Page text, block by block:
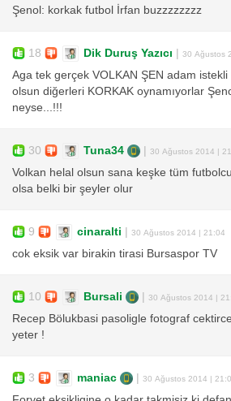
Şenol: korkak futbol İrfan buzzzzzzzz
18 Dik Duruş Yazıcı | 30 Ağustos
Aga tek gerçek VOLKAN ŞEN adam istekli
olsun diğerleri KORKAK oynamıyorlar
neyse...!!!
30 Tuna34 | 30 Ağustos 2014 |
Volkan helal olsun sana keşke tüm
olsa belki bir şeyler olur
9 cinaralti | 30 Ağustos 2014 | 21:04
cok eksik var birakin tirasi Bursaspor TV
10 Bursali | 30 Ağustos 2014 |
Recep Bölukbasi pasoligle fotograf
yeter !
3 maniac | 30 Ağustos 2014 |